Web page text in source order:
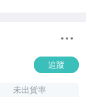
追蹤
未出貨率